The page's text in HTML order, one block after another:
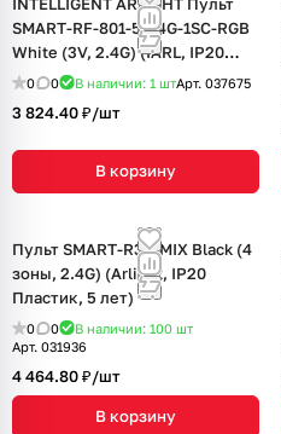
SMART-RF-801-52-4G-1SC-RGB
White (3V, 2.4G) (IARL, IP20
Пластик, 5 лет)
0 0 В наличии: 1 штАрт. 037675
3 824.40 ₽/шт
В корзину
Пульт SMART-R34-MIX Black (4
зоны, 2.4G) (Arlight, IP20
Пластик, 5 лет)
0 0 В наличии: 100 шт
Арт. 031936
4 464.80 ₽/шт
В корзину